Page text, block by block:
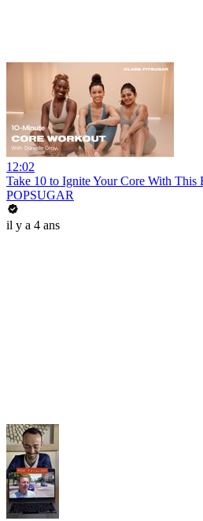
12:02
Take 10 to Ignite Your Core With
POPSUGAR
il y a 4 ans